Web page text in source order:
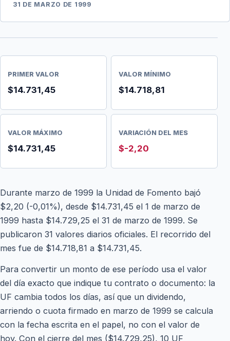
31 DE MARZO DE 1999
PRIMER VALOR
$14.731,45
VALOR MÍNIMO
$14.718,81
VALOR MÁXIMO
$14.731,45
VARIACIÓN DEL MES
$-2,20
Durante marzo de 1999 la Unidad de Fomento bajó
$2,20 (-0,01%), desde $14.731,45 el 1 de marzo de
1999 hasta $14.729,25 el 31 de marzo de 1999. Se
publicaron 31 valores diarios oficiales. El recorrido del
mes fue de $14.718,81 a $14.731,45.
Para convertir un monto de ese período usa el valor
del día exacto que indique tu contrato o documento: la
UF cambia todos los días, así que un dividendo,
arriendo o cuota firmado en marzo de 1999 se calcula
con la fecha escrita en el papel, no con el valor de
hoy. Con el cierre del mes ($14.729,25), 10 UF